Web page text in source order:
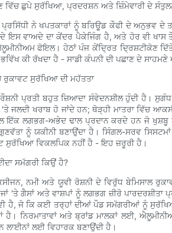
ਵਿੱਚ ਛੁਪੇ ਸੁਰੱਖਿਆ, ਪ੍ਰਦਰਸ਼ਨ ਅਤੇ ਜ਼ਿੰਮੇਵਾਰੀ ਦੇ
ਨੇ ਖਪਤਕਾਰਾਂ ਨੂੰ ਬਰਿਊਡ ਕੌਫੀ ਦੇ ਅਨੁਭਵ
ਦੇ ਇਸ ਵਾਅਦੇ ਦਾ ਕੇਂਦਰ ਪੈਕੇਜਿੰਗ ਹੈ, ਅਤੇ ਹੋਰ ਵੀ
ਫੋਇਲ। ਹੇਠਾਂ ਪੰਜ ਕੇਂਦ੍ਰਿਤ ਦ੍ਰਿਸ਼ਟੀਕੋਣ
ਕੀ ਰੱਖਦਾ ਹੈ - ਸਾਡੀ ਕੰਪਨੀ ਦੀ ਪਛਾਣ ਦੇ
ਰੁਕਾਵਟ ਸੁਰੱਖਿਆ ਦੀ ਮਹੱਤਤਾ
ਪ੍ਰਤੀ ਬਹੁਤ ਜ਼ਿਆਦਾ ਸੰਵੇਦਨਸ਼ੀਲ ਹੁੰਦੀ ਹੈ।
ਜਲਦੀ ਖਰਾਬ ਹੋ ਜਾਂਦੇ ਹਨ; ਥੋੜ੍ਹੀ ਮਾਤਰਾ ਵਿੱਚ
ਇੱਕ ਲਗਭਗ-ਅਭੇਦ ਢਾਲ ਪ੍ਰਦਾਨ ਕਰਦੇ ਹਨ ਜੋ ਖੁਸ਼ਬੂ
ਨੂੰ ਯਕੀਨੀ ਬਣਾਉਂਦਾ ਹੈ। ਸਿੰਗਲ-ਸਰਵ
ਵਿਕਲਪਿਕ ਨਹੀਂ ਹੈ - ਇਹ ਜ਼ਰੂਰੀ ਹੈ।
ਸਮੱਗਰੀ ਕਿਉਂ ਹੈ?
ਨਮੀ ਅਤੇ ਯੂਵੀ ਰੋਸ਼ਨੀ ਦੇ ਵਿਰੁੱਧ ਬੇਮਿਸਾਲ
'ਤੇ ਗੈਸਾਂ ਅਤੇ ਵਾਸ਼ਪਾਂ ਨੂੰ ਲਗਭਗ ਜ਼ੀਰੋ ਪਾਰਦਰਸ਼ੀਤਾ
ਹੈ, ਜੋ ਕਿ ਕਈ ਤਰ੍ਹਾਂ ਦੀਆਂ ਪੌਡ ਸਮੱਗਰੀਆਂ ਨੂੰ
ਨਿਰਮਾਤਾਵਾਂ ਅਤੇ ਬ੍ਰਾਂਡ ਮਾਲਕਾਂ ਲਈ,
ਲਈ ਵਿਹਾਰਕ ਬਣਾਉਂਦੀ ਹੈ।